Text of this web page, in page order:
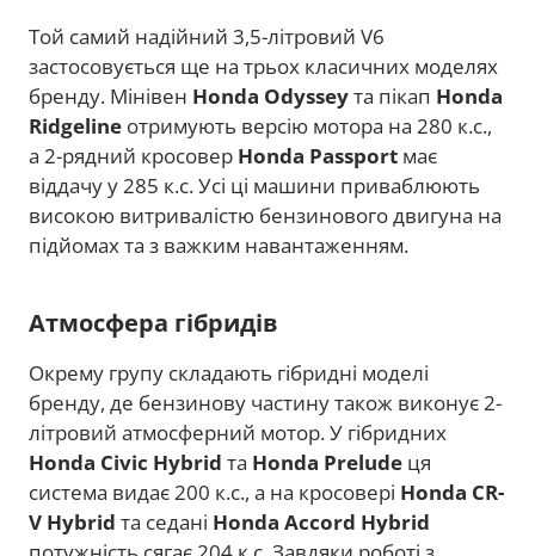
Той самий надійний 3,5-літровий V6
застосовується ще на трьох класичних моделях
бренду. Мінівен Honda Odysseyта пікап Honda
Ridgeline отримують версію мотора на 280 к.с.,
а 2-рядний кросовер Honda Passport має
віддачу у 285 к.с. Усі ці машини приваблюють
високою витривалістю бензинового двигуна на
підйомах та з важким навантаженням.
Атмосфера гібридів
Окрему групу складають гібридні моделі
бренду, де бензинову частину також виконує 2-
літровий атмосферний мотор. У гібридних
Honda Civic Hybrid та Honda Prelude ця
система видає 200 к.с., а на кросовері Honda CR-
V Hybrid та седані Honda Accord Hybrid